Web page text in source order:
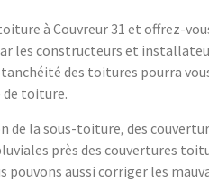
à Couvreur 31 et offrez-
les constructeurs et
des toitures pourra
de toiture.
de la sous-toiture, des
près des couvertures
aussi corriger les